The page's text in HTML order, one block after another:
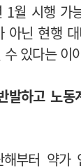
1월 시행 가
아닌 현행
있다는 이
발하고 노
해부터 약가